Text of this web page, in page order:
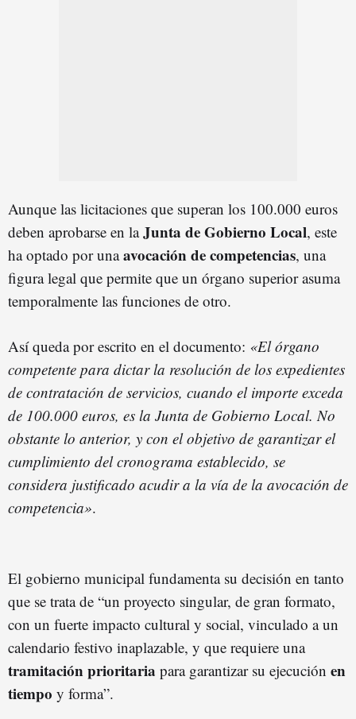
Aunque las licitaciones que superan los 100.000 euros
deben aprobarse en laJunta de Gobierno Local, este
ha optado por unaavocación de competencias, una
figura legal que permite que un órgano superior asuma
temporalmente las funciones de otro.
Así queda por escrito en el documento: «El órgano
competente para dictar la resolución de los expedientes
de contratación de servicios, cuando el importe exceda
de 100.000 euros, es la Junta de Gobierno Local. No
obstante lo anterior, y con el objetivo de garantizar el
cumplimiento del cronograma establecido, se
considera justificado acudir a la vía de la avocación de
competencia».
El gobierno municipal fundamenta su decisión en tanto
que se trata de “un proyecto singular, de gran formato,
con un fuerte impacto cultural y social, vinculado a un
calendario festivo inaplazable, y que requiere una
tramitación prioritaria para garantizar su ejecución en
tiempo y forma”.